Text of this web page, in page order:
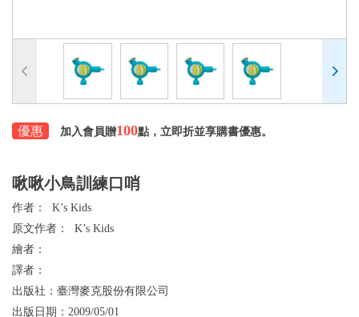
優惠 加入會員贈100點，立即折並享購書優惠。
啾啾小鳥訓練口哨
作者：
K’s Kids
原文作者：
K’s Kids
繪者：
譯者：
出版社： 臺灣麥克股份有限公司
出版日期： 2009/05/01